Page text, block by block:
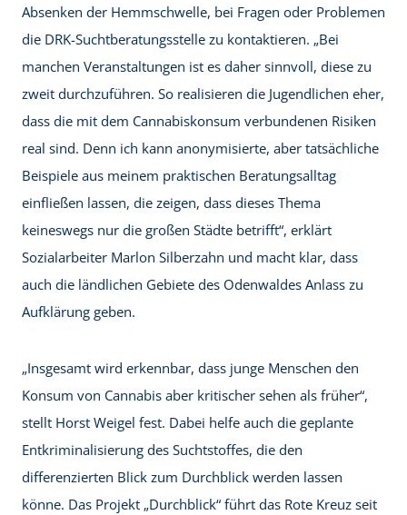
Absenken der Hemmschwelle, bei Fragen oder Problemen
die DRK-Suchtberatungsstelle zu kontaktieren. „Bei
manchen Veranstaltungen ist es daher sinnvoll, diese zu
zweit durchzuführen. So realisieren die Jugendlichen eher,
dass die mit dem Cannabiskonsum verbundenen Risiken
real sind. Denn ich kann anonymisierte, aber tatsächliche
Beispiele aus meinem praktischen Beratungsalltag
einfließen lassen, die zeigen, dass dieses Thema
keineswegs nur die großen Städte betrifft“, erklärt
Sozialarbeiter Marlon Silberzahn und macht klar, dass
auch die ländlichen Gebiete des Odenwaldes Anlass zu
Aufklärung geben.
„Insgesamt wird erkennbar, dass junge Menschen den
Konsum von Cannabis aber kritischer sehen als früher“,
stellt Horst Weigel fest. Dabei helfe auch die geplante
Entkriminalisierung des Suchtstoffes, die den
differenzierten Blick zum Durchblick werden lassen
könne. Das Projekt „Durchblick“ führt das Rote Kreuz seit